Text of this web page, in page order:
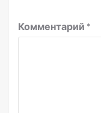
Комментарий *